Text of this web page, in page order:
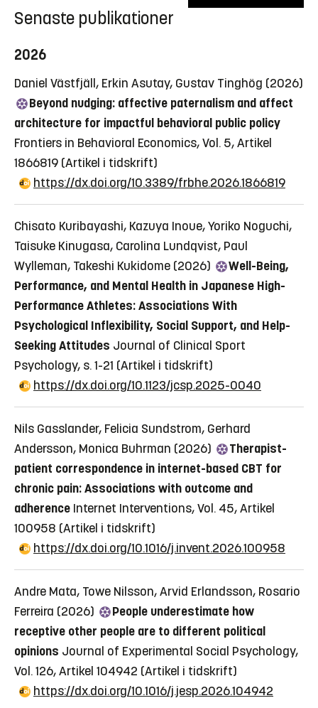
Senaste publikationer
2026
Daniel Västfjäll, Erkin Asutay, Gustav Tinghög (2026)
Beyond nudging: affective paternalism and affect
architecture for impactful behavioral public policy
Frontiers in Behavioral Economics, Vol. 5, Artikel
1866819 (Artikel i tidskrift)
https://dx.doi.org/10.3389/frbhe.2026.1866819
Chisato Kuribayashi, Kazuya Inoue, Yoriko Noguchi,
Taisuke Kinugasa, Carolina Lundqvist, Paul
Wylleman, Takeshi Kukidome (2026)
Well-Being,
Performance, and Mental Health in Japanese High-
Performance Athletes: Associations With
Psychological Inflexibility, Social Support, and Help-
Seeking Attitudes Journal of Clinical Sport
Psychology, s. 1-21 (Artikel i tidskrift)
https://dx.doi.org/10.1123/jcsp.2025-0040
Nils Gasslander, Felicia Sundstrom, Gerhard
Andersson, Monica Buhrman (2026)
Therapist-
patient correspondence in internet-based CBT for
chronic pain: Associations with outcome and
adherence Internet Interventions, Vol. 45, Artikel
100958 (Artikel i tidskrift)
https://dx.doi.org/10.1016/j.invent.2026.100958
Andre Mata, Towe Nilsson, Arvid Erlandsson, Rosario
Ferreira (2026)
People underestimate how
receptive other people are to different political
opinions Journal of Experimental Social Psychology,
Vol. 126, Artikel 104942 (Artikel i tidskrift)
https://dx.doi.org/10.1016/j.jesp.2026.104942